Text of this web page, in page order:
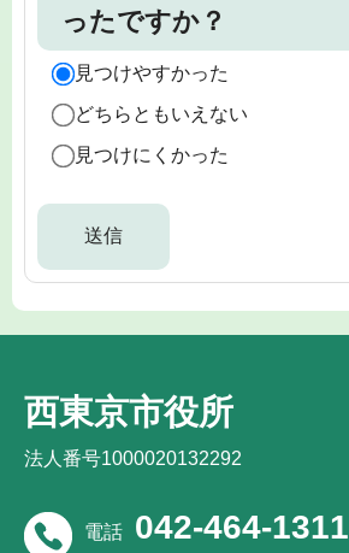
ったですか？
見つけやすかった
どちらともいえない
見つけにくかった
西東京市役所
法人番号1000020132292
電話 042-464-1311